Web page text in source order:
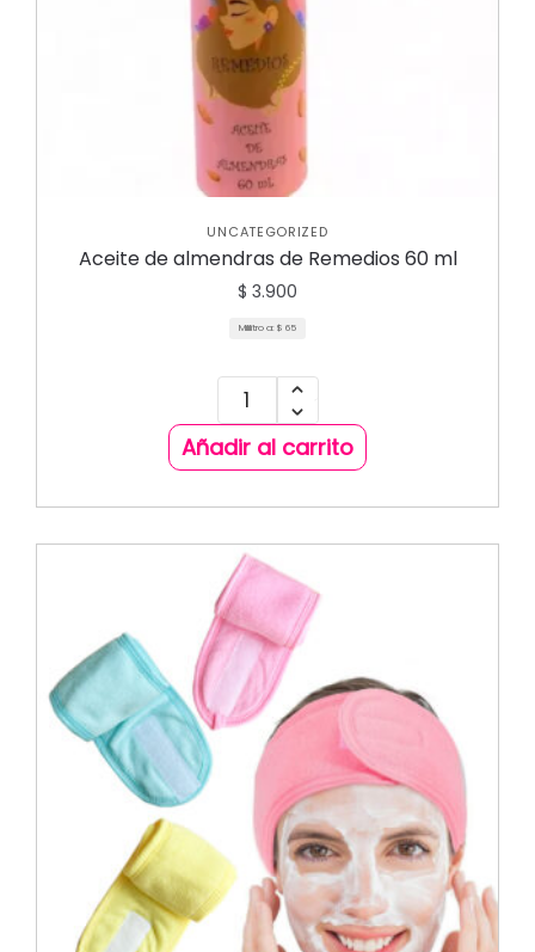
UNCATEGORIZED
Aceite de almendras de Remedios 60 ml
$ 3.900
Mililitro a: $ 65
Añadir al carrito